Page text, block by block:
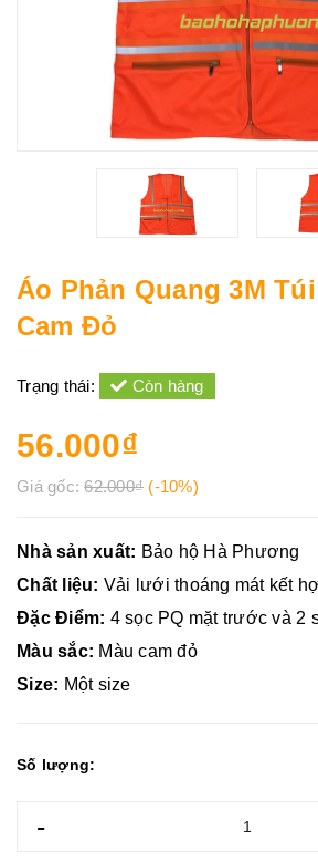
Áo Phản Quang 3M
Cam Đỏ
Trạng thái: Còn hàng
56.000₫
Giá gốc:62.000₫ (-10%)
Nhà sản xuất: Bảo hộ Hà Phương
Chất liệu: Vải lưới thoáng mát kết
Đặc Điểm: 4 sọc PQ mặt trước và 2
Màu sắc: Màu cam đỏ
Size: Một size
Số lượng:
-